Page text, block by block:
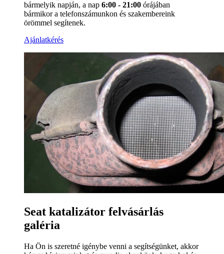
bármelyik napján, a nap 6:00 - 21:00 órájában
bármikor a telefonszámunkon és szakembereink
örömmel segítenek.
Ajánlatkérés
Seat katalizátor felvásárlás
galéria
Ha Ön is szeretné igénybe venni a segítségünket, akkor